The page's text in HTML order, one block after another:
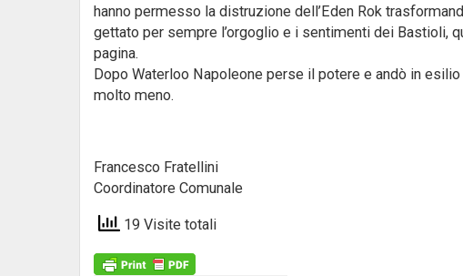
hanno permesso la distruzione dell’Eden Rok
gettato per sempre l’orgoglio e i sentimenti dei Bastioli,
pagina.
Dopo Waterloo Napoleone perse il potere e andò in
molto meno.
Francesco Fratellini
Coordinatore Comunale
19 Visite totali